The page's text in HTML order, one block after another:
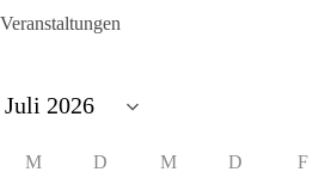
Veranstaltungen
M D M D F